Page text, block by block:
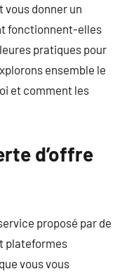
donner un
fonctionnent-elles
pratiques pour
ensemble le
et comment les
d’offre
proposé par de
plateformes
vous vous